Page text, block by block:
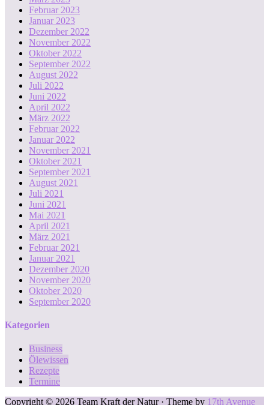
Februar 2023
Januar 2023
Dezember 2022
November 2022
Oktober 2022
September 2022
August 2022
Juli 2022
Juni 2022
April 2022
März 2022
Februar 2022
Januar 2022
November 2021
Oktober 2021
September 2021
August 2021
Juli 2021
Juni 2021
Mai 2021
April 2021
März 2021
Februar 2021
Januar 2021
Dezember 2020
November 2020
Oktober 2020
September 2020
Kategorien
Business
Ölewissen
Rezepte
Termine
Copyright © 2026 Team Kraft der Natur · Theme by 17th Avenue